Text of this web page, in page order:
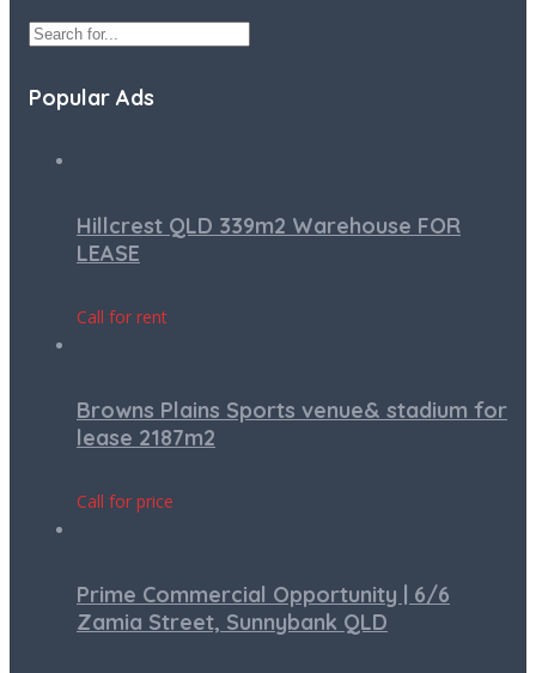
Popular Ads
Hillcrest QLD 339m2 Warehouse FOR
LEASE
Call for rent
Browns Plains Sports venue& stadium for
lease 2187m2
Call for price
Prime Commercial Opportunity | 6/6
Zamia Street, Sunnybank QLD